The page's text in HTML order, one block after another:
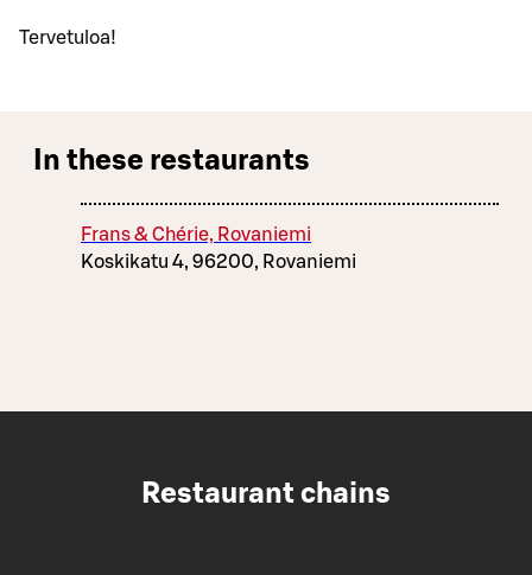
Tervetuloa!
In these restaurants
Frans & Chérie, Rovaniemi
Koskikatu 4, 96200, Rovaniemi
Restaurant chains